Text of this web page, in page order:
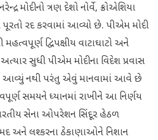
મોદીનો ત્રણ દેશો નોર્વે, ક્રોએશિયા
રદ કરવામાં આવ્યો છે. પીએમ મોદી
દ્વિપક્ષીય વાટાઘાટો અને
સુધી પીએમ મોદીના વિદેશ પ્રવાસ
આવ્યું નથી પરંતુ એવું માનવામાં આવે છે
સમયને ધ્યાનમાં રાખીને આ નિર્ણય
સેના ઓપરેશન સિંદૂર હેઠળ
અને લશ્કરના ઠેકાણાઓને નિશાન